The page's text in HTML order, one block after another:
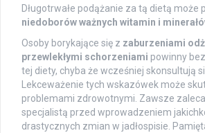
Długotrwałe podążanie za tą dietą może
niedoborów ważnych witamin i
Osoby borykające się z zaburzeniami
przewlekłymi schorzeniami powinny
tej diety, chyba że wcześniej skonsultują
Lekceważenie tych wskazówek może
problemami zdrowotnymi. Zawsze
specjalistą przed wprowadzeniem
drastycznych zmian w jadłospisie.